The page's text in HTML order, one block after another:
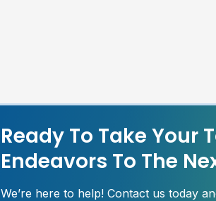
Ready To Take Your
Endeavors To The
We’re here to help! Contact us today